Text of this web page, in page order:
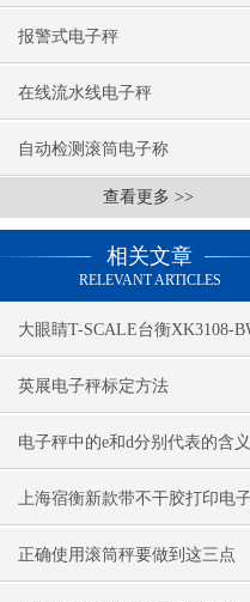
报警式电子秤
在线流水线电子秤
自动检测滚筒电子称
查看更多 >>
相关文章
RELEVANT ARTICLES
大眼睛T-SCALE台衡XK3108-
150kg电子秤
英展电子秤标定方法
电子秤中的e和d分别代表的含义
上海宿衡新款带不干胶打印电
特色
正确使用滚筒秤要做到这三点